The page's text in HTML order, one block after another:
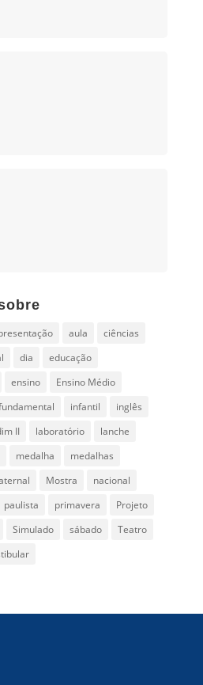
aula
ciências
dia
educação
ensino
Ensino Médio
infantil
inglês
II laboratório
lanche
medalha
medalhas
Mostra
nacional
paulista primavera
Projeto
Simulado sábado
Teatro